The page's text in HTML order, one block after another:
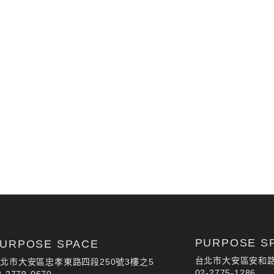
SPACE
市大安區忠孝東路四段250號3樓之5
PURPOSE
台北市大安區安和